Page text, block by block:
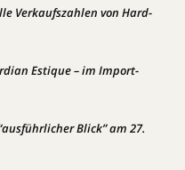
Verkaufszahlen von Hard-
Estique – im Import-
Blick” am 27.